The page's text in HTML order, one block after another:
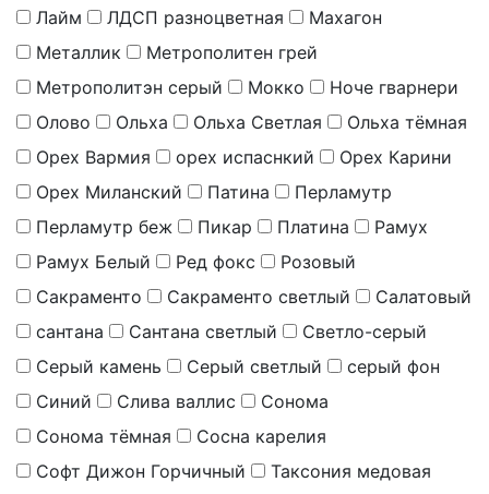
Лайм
ЛДСП разноцветная
Махагон
Металлик
Метрополитен грей
Метрополитэн серый
Мокко
Ноче гварнери
Олово
Ольха Ольха Светлая
Ольха тёмная
Орех Вармия
орех испаснкий
Орех Карини
Орех Миланский
Патина
Перламутр
Перламутр беж
Пикар Платина
Рамух
Рамух Белый
Ред фокс
Розовый
Сакраменто
Сакраменто светлый
Салатовый
сантана
Сантана светлый
Светло-серый
Серый камень
Серый светлый
серый фон
Синий
Слива валлис
Сонома
Сонома тёмная
Сосна карелия
Софт Дижон Горчичный
Таксония медовая